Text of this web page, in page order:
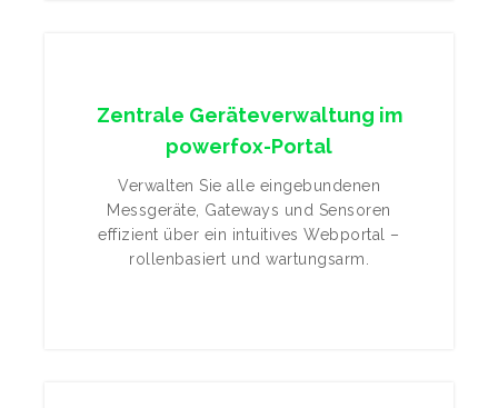
Zentrale Geräteverwaltung im
powerfox-Portal
Verwalten Sie alle eingebundenen
Messgeräte, Gateways und Sensoren
effizient über ein intuitives Webportal –
rollenbasiert und wartungsarm.